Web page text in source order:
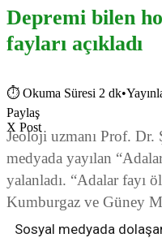
Depremi bilen
fayları açıkladı
⏱ Okuma Süresi 2 dk•
Paylaş
X Post
Jeoloji uzmanı Prof. Dr.
medyada yayılan
yalanladı. “Adalar fayı
Kumburgaz ve Güney
Sosyal medyada